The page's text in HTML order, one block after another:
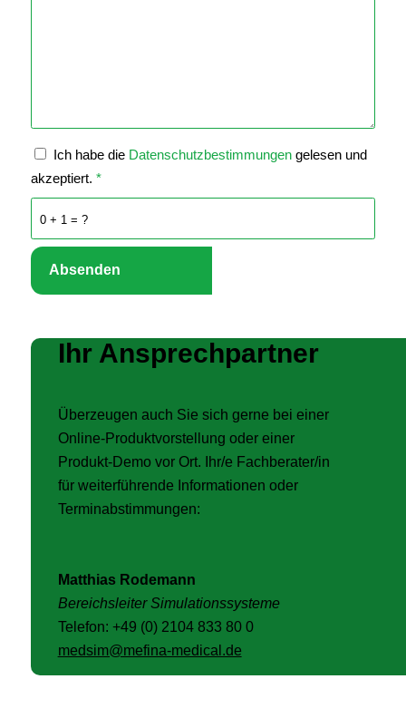
Ich habe die Datenschutzbestimmungengelesen und
akzeptiert. *
0 + 1 = ?
Ihr Ansprechpartner
Überzeugen auch Sie sich gerne bei einer
Online-Produktvorstellung oder einer
Produkt-Demo vor Ort. Ihr/e Fachberater/in
für weiterführende Informationen oder
Terminabstimmungen:
Matthias Rodemann
Bereichsleiter Simulationssysteme
Telefon: +49 (0) 2104 833 80 0
medsim@mefina-medical.de